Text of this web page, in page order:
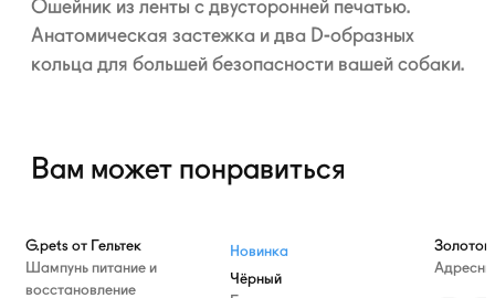
Ошейник из ленты с двусторонней печатью.
Анатомическая застежка и два D-образных
кольца для большей безопасности вашей собаки.
Вам может понравиться
G.pets от Гельтек
Шампунь питание и
восстановление
Новинка
Чёрный
Золотой